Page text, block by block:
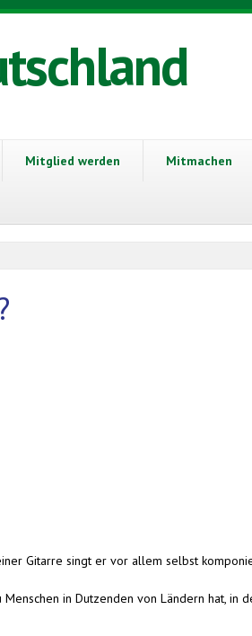
Mitglied werden Mitmachen
Gitarre singt er vor allem selbst
in Dutzenden von Ländern hat, in